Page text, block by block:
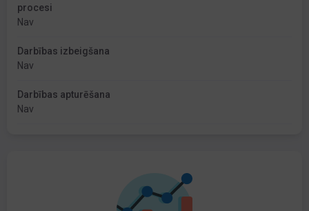
procesi
Nav
Darbības izbeigšana
Nav
Darbības apturēšana
Nav